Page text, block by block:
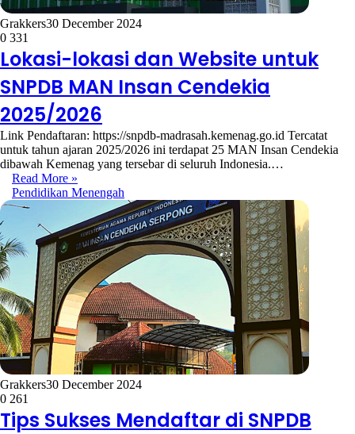
Grakkers30 December 2024
0 331
Lokasi-lokasi dan Website untuk
SNPDB MAN Insan Cendekia
2025/2026
Link Pendaftaran: https://snpdb-madrasah.kemenag.go.id Tercatat
untuk tahun ajaran 2025/2026 ini terdapat 25 MAN Insan Cendekia
dibawah Kemenag yang tersebar di seluruh Indonesia.…
Read More »
Pendidikan Menengah
Grakkers30 December 2024
0 261
Tips Sukses Mendaftar di SNPDB